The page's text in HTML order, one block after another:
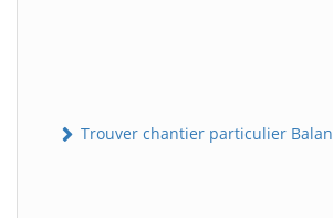
Trouver chantier particulier Balan